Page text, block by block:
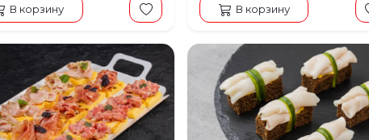
В корзину В корзину